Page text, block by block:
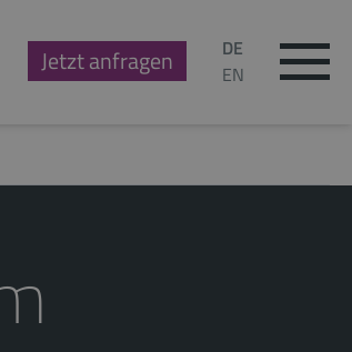
Jetzt anfragen
DE
EN